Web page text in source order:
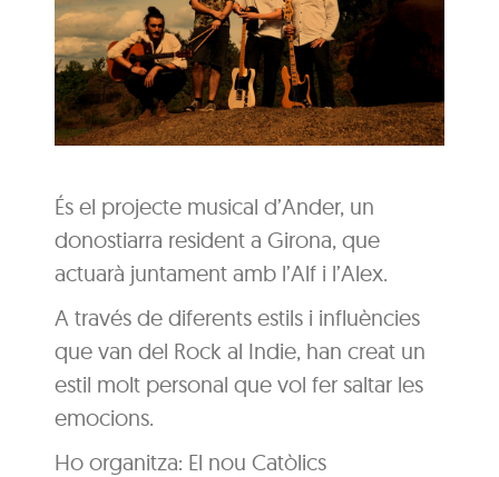
És el projecte musical d’Ander, un
donostiarra resident a Girona, que
actuarà juntament amb l’Alf i l’Alex.
A través de diferents estils i influències
que van del Rock al Indie, han creat un
estil molt personal que vol fer saltar les
emocions.
Ho organitza: El nou Catòlics